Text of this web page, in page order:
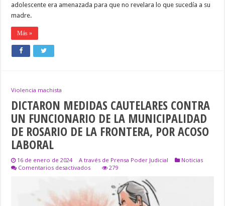
adolescente era amenazada para que no revelara lo que sucedía a su
madre.
Más »
Violencia machista
DICTARON MEDIDAS CAUTELARES CONTRA
UN FUNCIONARIO DE LA MUNICIPALIDAD
DE ROSARIO DE LA FRONTERA, POR ACOSO
LABORAL
16 de enero de 2024 A través de Prensa Poder Judicial
Noticias
Comentarios desactivadosen
CAUTELARES
CONTRA
279